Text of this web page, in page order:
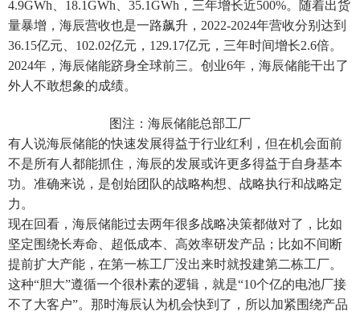
4.9GWh、18.1GWh、35.1GWh，三年增长近500%。随着出货
量暴增，海辰营收也是一路飙升，2022-2024年营收分别达到
36.15亿元、102.02亿元，129.17亿元，三年时间增长2.6倍。
2024年，海辰储能跻身全球前三。创业6年，海辰储能干出了
外人不敢想象的成绩。
图注：海辰储能总部工厂
有人说海辰储能的快速发展得益于行业红利，但在机会面前
不是所有人都能抓住，海辰的发展或许更多得益于自身基本
功。准确来说，是创始团队的战略构想、战略执行和战略定
力。
现在回看，海辰储能过去两年很多战略决策都做对了，比如
坚定围绕长寿命、超低成本、高效率研发产品；比如不间断
提前扩大产能，在第一栋工厂没出来时就投建第二栋工厂。
这种“胆大”遵循一个很朴素的逻辑，就是“10个亿的电池厂接
不了大客户”。那时海辰认为机会快到了，所以加紧围绕产品